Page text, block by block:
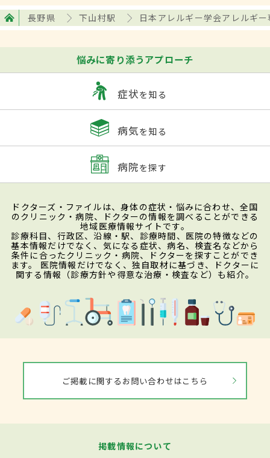
長野県 下山村駅 日本アレルギー学会アレルギ
悩みに寄り添うアプローチ
症状を知る
病気を知る
病院を探す
ドクターズ・ファイルは、身体の症状・悩みに合わせ、全国
のクリニック・病院、ドクターの情報を調べることができる
地域医療情報サイトです。
診療科目、行政区、沿線・駅、診療時間、医院の特徴などの
基本情報だけでなく、気になる症状、病名、検査名などから
条件に合ったクリニック・病院、ドクターを探すことができ
ます。 医院情報だけでなく、独自取材に基づき、ドクターに
関する情報（診療方針や得意な治療・検査など）も紹介。
ご掲載に関するお問い合わせはこちら
掲載情報について